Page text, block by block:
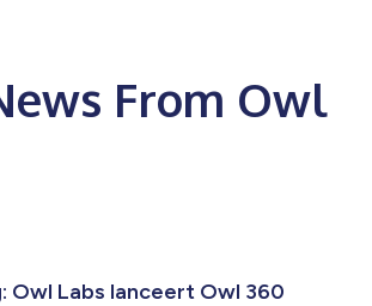
From Owl
Owl Labs lanceert Owl 360